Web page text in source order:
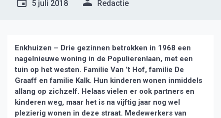
5 juli 2018 Redactie
Enkhuizen – Drie gezinnen betrokken in 1968 een
nagelnieuwe woning in de Populierenlaan, met een
tuin op het westen. Familie Van ’t Hof, familie De
Graaff en familie Kalk. Hun kinderen wonen inmiddels
allang op zichzelf. Helaas vielen er ook partners en
kinderen weg, maar het is na vijftig jaar nog wel
plezierig wonen in deze straat. Medewerkers van